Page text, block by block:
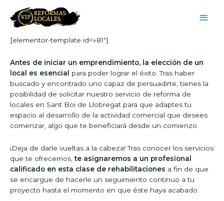
[elementor-template id=»81″]
Antes de iniciar un emprendimiento, la elección de un
local es esencial
para poder lograr el éxito. Tras haber
buscado y encontrado uno capaz de persuadirte, tienes la
posibilidad de solicitar nuestro servicio de reforma de
locales en Sant Boi de Llobregat para que adaptes tu
espacio al desarrollo de la actividad comercial que desees
comenzar, algo que te beneficiará desde un comienzo.
¡Deja de darle vueltas a la cabeza! Tras conocer los servicios
que te ofrecemos,te asignaremos a un profesional
calificado en esta clase de rehabilitaciones a fin de que
se encargue de hacerle un seguimiento continuo a tu
proyecto hasta el momento en que éste haya acabado.